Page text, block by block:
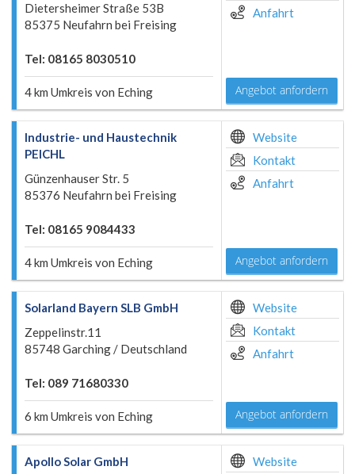
Dietersheimer Straße 53B
85375 Neufahrn bei Freising
Tel: 08165 8030510
4 km Umkreis von Eching
Anfahrt
Angebot anfordern
Industrie- und Haustechnik
PEICHL
Günzenhauser Str. 5
85376 Neufahrn bei Freising
Tel: 08165 9084433
4 km Umkreis von Eching
Website
Kontakt
Anfahrt
Angebot anfordern
Solarland Bayern SLB GmbH
Zeppelinstr.11
85748 Garching / Deutschland
Tel: 089 71680330
6 km Umkreis von Eching
Website
Kontakt
Anfahrt
Angebot anfordern
Apollo Solar GmbH
Website